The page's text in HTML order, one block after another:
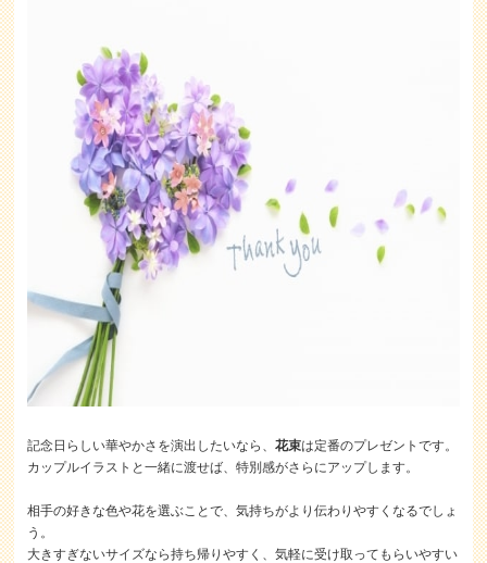
記念日らしい華やかさを演出したいなら、花束は定番のプレゼントです。
カップルイラストと一緒に渡せば、特別感がさらにアップします。
相手の好きな色や花を選ぶことで、気持ちがより伝わりやすくなるでしょ
う。
大きすぎないサイズなら持ち帰りやすく、気軽に受け取ってもらいやすい